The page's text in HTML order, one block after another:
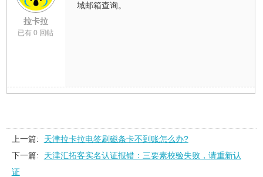
拉卡拉
已有 0 回帖
域邮箱查询。
上一篇:
天津拉卡拉电签刷磁条卡不到账怎么办?
下一篇:
天津汇拓客实名认证报错：三要素校验失败，请重新认
证